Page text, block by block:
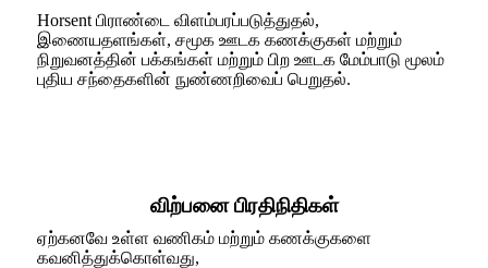
Horsent பிராண்டை விளம்பரப்படுத்துதல்,
இணையதளங்கள், சமூக ஊடக கணக்குகள் மற்றும்
நிறுவனத்தின் பக்கங்கள் மற்றும் பிற ஊடக மேம்பாடு மூலம்
புதிய சந்தைகளின் நுண்ணறிவைப் பெறுதல்.
விற்பனை பிரதிநிதிகள்
ஏற்கனவே உள்ள வணிகம் மற்றும் கணக்குகளை
கவனித்துக்கொள்வது,